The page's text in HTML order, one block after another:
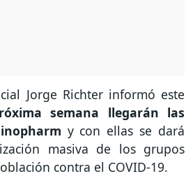
Jorge Richter informó este
semana llegarán las
y con ellas se dará
masiva de los grupos
contra el COVID-19.